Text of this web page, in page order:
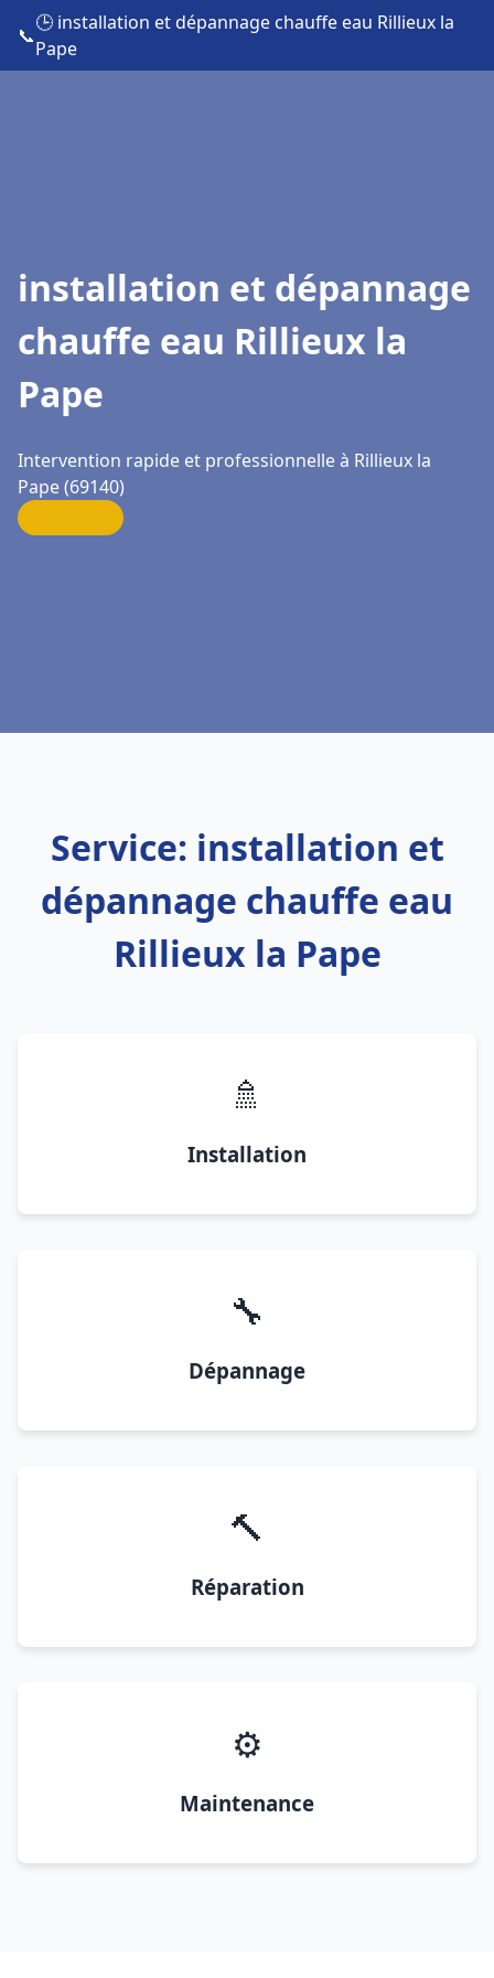
📞
🕒 installation et dépannage chauffe eau Rillieux la
Pape
installation et dépannage
chauffe eau Rillieux la
Pape
Intervention rapide et professionnelle à Rillieux la
Pape (69140)
Service: installation et
dépannage chauffe eau
Rillieux la Pape
🚿
Installation
🔧
Dépannage
🔨
Réparation
⚙️
Maintenance